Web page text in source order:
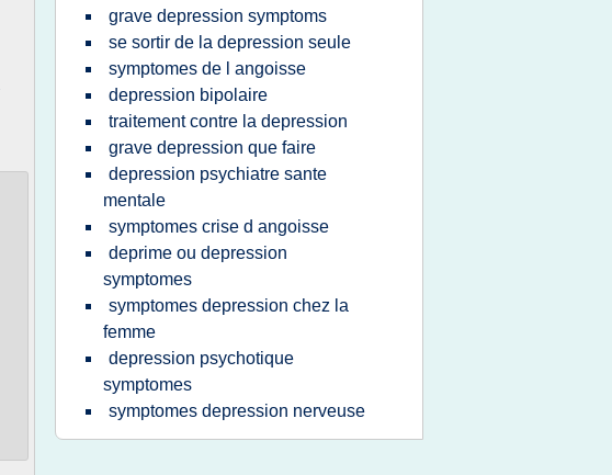
grave depression symptoms
se sortir de la depression seule
symptomes de l angoisse
depression bipolaire
traitement contre la depression
grave depression que faire
depression psychiatre sante
mentale
symptomes crise d angoisse
deprime ou depression
symptomes
symptomes depression chez la
femme
depression psychotique
symptomes
symptomes depression nerveuse